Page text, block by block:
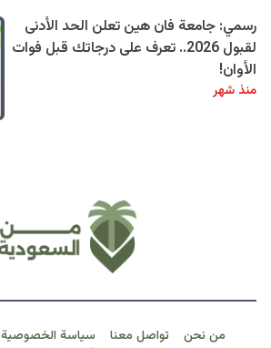
رسمي: جامعة فان هين تعلن الحد الأدنى
لقبول 2026.. تعرف على درجاتك قبل فوات
الأوان!
منذ شهر
من نحن تواصل معنا سياسة الخصوصية